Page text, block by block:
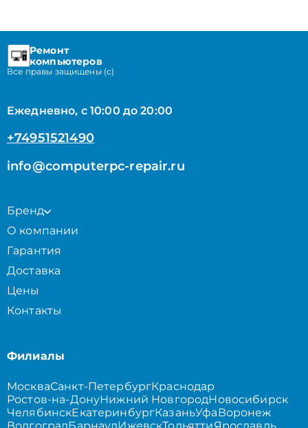
Ремонт
компьютеров
Все правы защищены (с)
Ежедневно, с 10:00 до 20:00
+74951521490
info@computerpc-repair.ru
Бренд
О компании
Гарантия
Доставка
Цены
Контакты
Филиалы
МоскваСанкт-ПетербургКраснодар
Ростов-на-ДонуНижний НовгородНовосибирск
ЧелябинскЕкатеринбургКазаньУфаВоронеж